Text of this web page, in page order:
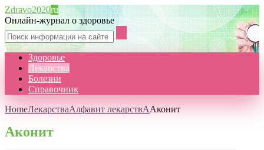
Zdravo2020ru
Онлайн-журнал о здоровье
Здоровье
Лекарства
Болезни
Справочник
HomeЛекарстваАлфавит лекарствААконит
Аконит